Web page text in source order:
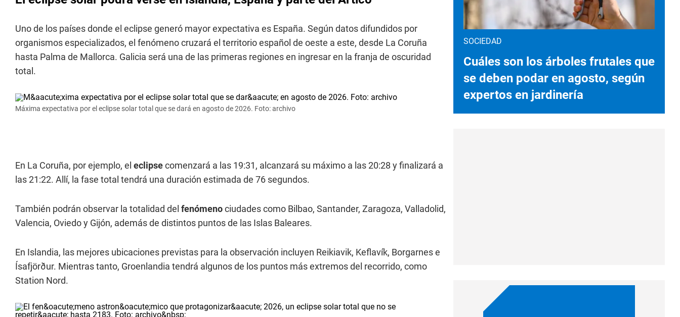
Uno de los países donde el eclipse generó mayor expectativa es España. Según datos difundidos por
organismos especializados, el fenómeno cruzará el territorio español de oeste a este, desde La Coruña
hasta Palma de Mallorca. Galicia será una de las primeras regiones en ingresar en la franja de oscuridad
total.
Máxima expectativa por el eclipse solar total que se dará en agosto de 2026. Foto: archivo
En La Coruña, por ejemplo, el eclipsecomenzará a las 19:31, alcanzará su máximo a las 20:28 y finalizará a
las 21:22. Allí, la fase total tendrá una duración estimada de 76 segundos.
También podrán observar la totalidad del fenómenociudades como Bilbao, Santander, Zaragoza, Valladolid,
Valencia, Oviedo y Gijón, además de distintos puntos de las Islas Baleares.
En Islandia, las mejores ubicaciones previstas para la observación incluyen Reikiavik, Keflavík, Borgarnes e
Ísafjörður. Mientras tanto, Groenlandia tendrá algunos de los puntos más extremos del recorrido, como
Station Nord.
SOCIEDAD
Cuáles son los árboles frutales que
se deben podar en agosto, según
expertos en jardinería